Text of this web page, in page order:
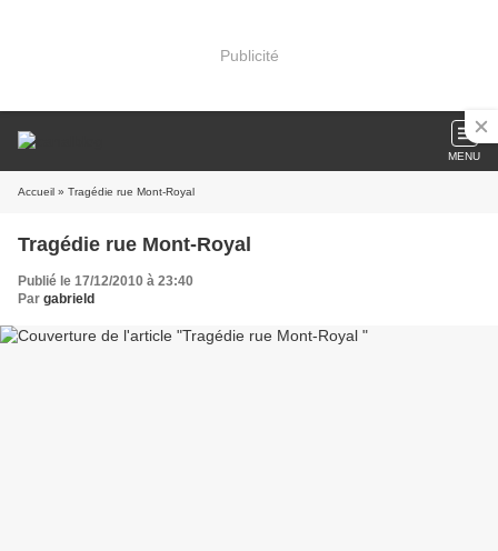
Publicité
MENU
Accueil » Tragédie rue Mont-Royal
Tragédie rue Mont-Royal
Publié le 17/12/2010 à 23:40
Par gabrield